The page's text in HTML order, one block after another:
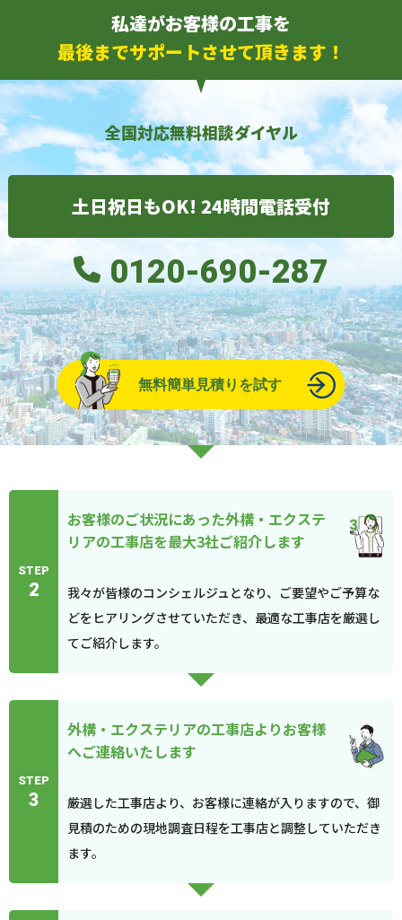
私達がお客様の工事を
最後までサポートさせて頂きます！
全国対応無料相談ダイヤル
土日祝日もOK! 24時間電話受付
0120-690-287
無料簡単見積りを試す
STEP
2
お客様のご状況にあった外構・エクステ
リアの工事店を最大3社ご紹介します
我々が皆様のコンシェルジュとなり、ご要望やご予算な
どをヒアリングさせていただき、最適な工事店を厳選し
てご紹介します。
STEP
3
外構・エクステリアの工事店よりお客様
へご連絡いたします
厳選した工事店より、お客様に連絡が入りますので、御
見積のための現地調査日程を工事店と調整していただき
ます。